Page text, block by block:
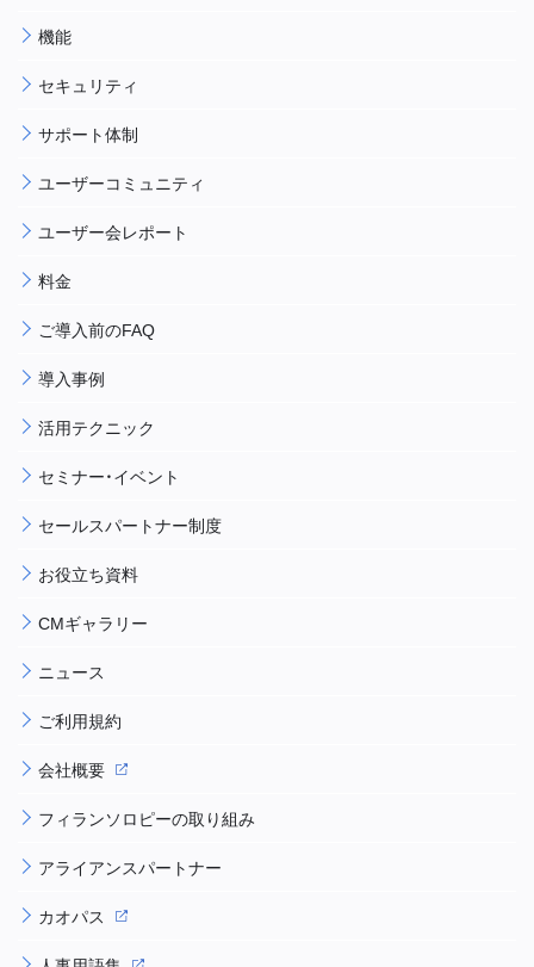
機能
セキュリティ
サポート体制
ユーザーコミュニティ
ユーザー会レポート
料金
ご導入前のFAQ
導入事例
活用テクニック
セミナー・イベント
セールスパートナー制度
お役立ち資料
CMギャラリー
ニュース
ご利用規約
会社概要
フィランソロピーの取り組み
アライアンスパートナー
カオパス